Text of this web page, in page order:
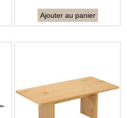
Ajouter au panier